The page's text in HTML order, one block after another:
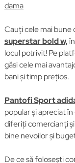
dama
Cauți cele mai
superstar bold w,
locul potrivit! Pe
găsi cele mai
bani și timp prețios.
Pantofi Sport
popular și apreciat
diferiți comercianți
bine nevoilor și
De ce să folosești